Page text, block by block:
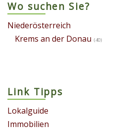
Wo suchen Sie?
Niederösterreich
Krems an der Donau (40)
Link Tipps
Lokalguide
Immobilien